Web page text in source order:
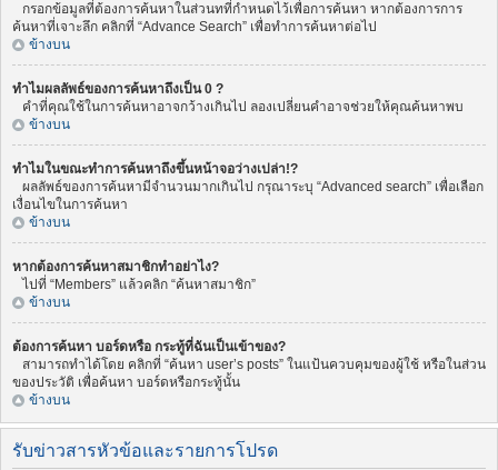
กรอกข้อมูลที่ต้องการค้นหาในส่วนทที่กำหนดไว้เพื่อการค้นหา หากต้องการการ
ค้นหาที่เจาะลึก คลิกที่ “Advance Search” เพื่อทำการค้นหาต่อไป
ข้างบน
ทำไมผลลัพธ์ของการค้นหาถึงเป็น 0 ?
คำที่คุณใช้ในการค้นหาอาจกว้างเกินไป ลองเปลี่ยนคำอาจช่วยให้คุณค้นหาพบ
ข้างบน
ทำไมในขณะทำการค้นหาถึงขึ้นหน้าจอว่างเปล่า!?
ผลลัพธ์ของการค้นหามีจำนวนมากเกินไป กรุณาระบุ “Advanced search” เพื่อเลือก
เงื่อนไขในการค้นหา
ข้างบน
หากต้องการค้นหาสมาชิกทำอย่าไง?
ไปที่ “Members” แล้วคลิก “ค้นหาสมาชิก”
ข้างบน
ต้องการค้นหา บอร์ดหรือ กระทู้ที่ฉันเป็นเข้าของ?
สามารถทำได้โดย คลิกที่ “ค้นหา user’s posts” ในแป้นควบคุมของผู้ใช้ หรือในส่วน
ของประวัติ เพื่อค้นหา บอร์ดหรือกระทู้นั้น
ข้างบน
รับข่าวสารหัวข้อและรายการโปรด